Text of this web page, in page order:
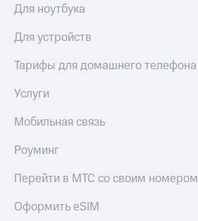
о
именных
Другое
Контакты
этика
Для ноутбука
Для устройств
Тарифы для домашнего телефона
Услуги
Мобильная связь
Роуминг
Перейти в МТС со своим номером
Оформить eSIM